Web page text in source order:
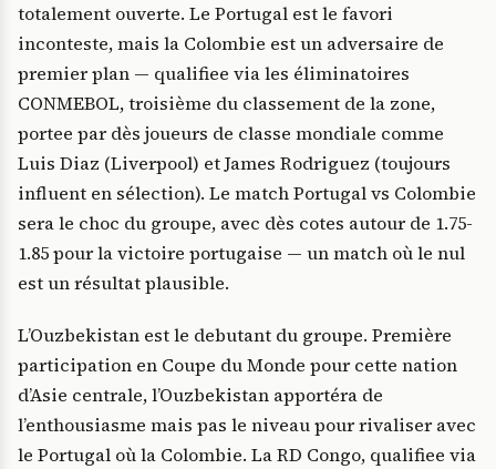
totalement ouverte. Le Portugal est le favori
inconteste, mais la Colombie est un adversaire de
premier plan — qualifiee via les éliminatoires
CONMEBOL, troisième du classement de la zone,
portee par dès joueurs de classe mondiale comme
Luis Diaz (Liverpool) et James Rodriguez (toujours
influent en sélection). Le match Portugal vs Colombie
sera le choc du groupe, avec dès cotes autour de 1.75-
1.85 pour la victoire portugaise — un match où le nul
est un résultat plausible.
L’Ouzbekistan est le debutant du groupe. Première
participation en Coupe du Monde pour cette nation
d’Asie centrale, l’Ouzbekistan apportéra de
l’enthousiasme mais pas le niveau pour rivaliser avec
le Portugal où la Colombie. La RD Congo, qualifiee via